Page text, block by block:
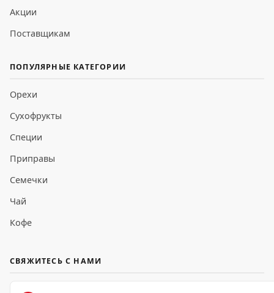
Акции
Поставщикам
ПОПУЛЯРНЫЕ КАТЕГОРИИ
Орехи
Сухофрукты
Специи
Приправы
Семечки
Чай
Кофе
СВЯЖИТЕСЬ С НАМИ